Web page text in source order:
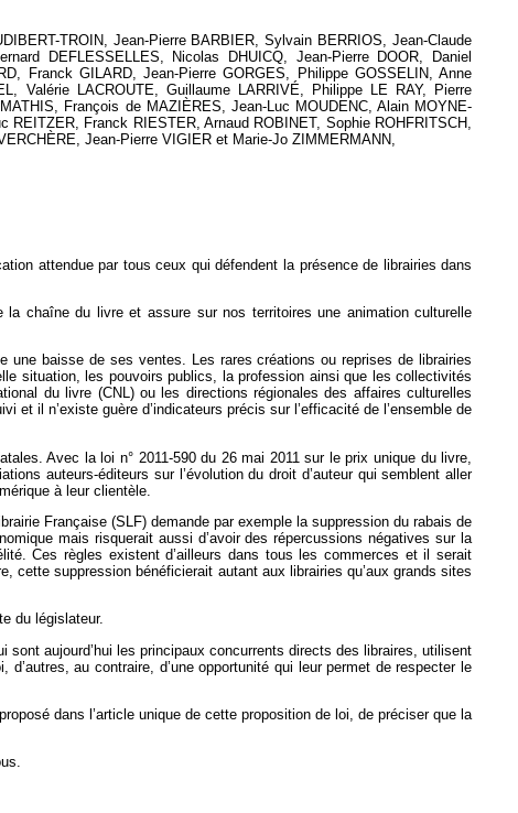
TROIN, Jean-Pierre BARBIER, Sylvain BERRIOS, Jean-Claude
DEFLESSELLES, Nicolas DHUICQ, Jean-Pierre DOOR, Daniel
Franck GILARD, Jean-Pierre GORGES, Philippe GOSSELIN, Anne
Valérie LACROUTE, Guillaume LARRIVÉ, Philippe LE RAY, Pierre
François de MAZIÈRES, Jean-Luc MOUDENC, Alain MOYNE-
Franck RIESTER, Arnaud ROBINET, Sophie ROHFRITSCH,
Jean-Pierre VIGIER et Marie-Jo ZIMMERMANN,
attendue par tous ceux qui défendent la présence de librairies dans
chaîne du livre et assure sur nos territoires une animation culturelle
baisse de ses ventes. Les rares créations ou reprises de librairies
situation, les pouvoirs publics, la profession ainsi que les collectivités
du livre (CNL) ou les directions régionales des affaires culturelles
il n’existe guère d’indicateurs précis sur l’efficacité de l’ensemble de
Avec la loi n° 2011-590 du 26 mai 2011 sur le prix unique du livre,
auteurs-éditeurs sur l’évolution du droit d’auteur qui semblent aller
à leur clientèle.
Française (SLF) demande par exemple la suppression du rabais de
mais risquerait aussi d’avoir des répercussions négatives sur la
Ces règles existent d’ailleurs dans tous les commerces et il serait
cette suppression bénéficierait autant aux librairies qu’aux grands sites
du législateur.
aujourd’hui les principaux concurrents directs des libraires, utilisent
au contraire, d’une opportunité qui leur permet de respecter le
dans l’article unique de cette proposition de loi, de préciser que la